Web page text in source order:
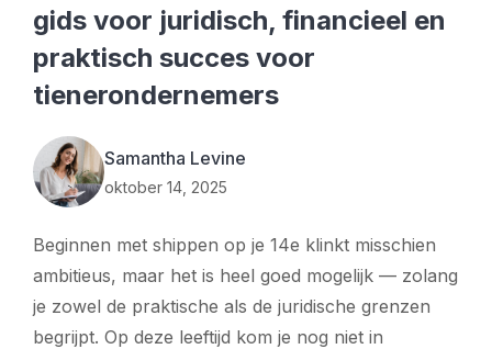
gids voor juridisch, financieel en
praktisch succes voor
tienerondernemers
Samantha Levine
oktober 14, 2025
Beginnen met shippen op je 14e klinkt misschien
ambitieus, maar het is heel goed mogelijk — zolang
je zowel de praktische als de juridische grenzen
begrijpt. Op deze leeftijd kom je nog niet in